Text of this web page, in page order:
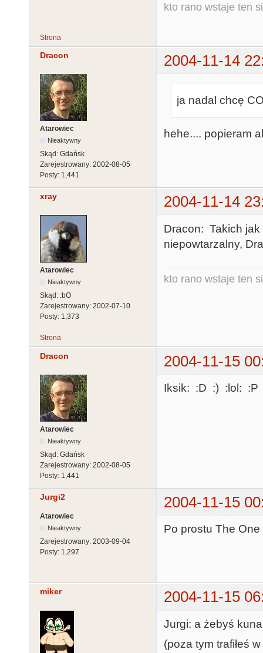
kto rano wstaje ten
Strona
Dracon 2004-11-14
Atarowiec
Nieaktywny
Skąd: Gdańsk
Zarejestrowany: 2002-08-05
Posty: 1,441
ja nadal chcę
hehe.... popieram
xray 2004-11-14
Atarowiec
Nieaktywny
Skąd: :bO
Zarejestrowany: 2002-07-10
Posty: 1,373
Dracon: Takich
niepowtarzalny,
kto rano wstaje ten
Strona
Dracon 2004-11-15
Atarowiec
Nieaktywny
Skąd: Gdańsk
Zarejestrowany: 2002-08-05
Posty: 1,441
Iksik: :D :) :lol: :P
Jurgi2 2004-11-15
Atarowiec
Nieaktywny
Zarejestrowany: 2003-09-04
Posty: 1,297
Po prostu The
miker 2004-11-15
Jurgi: a żebyś kuna
(poza tym trafiłeś